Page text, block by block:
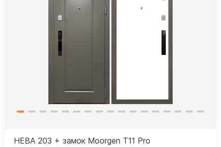
НЕВА 203 + замок Moorgen T11 Pro